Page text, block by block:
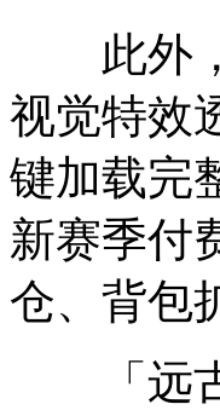
此外，
视觉特效
键加载完
新赛季付
仓、背包
「远古